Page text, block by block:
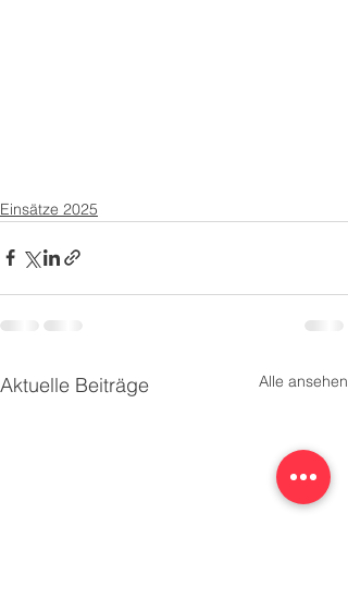
Einsätze 2025
Aktuelle Beiträge Alle ansehen